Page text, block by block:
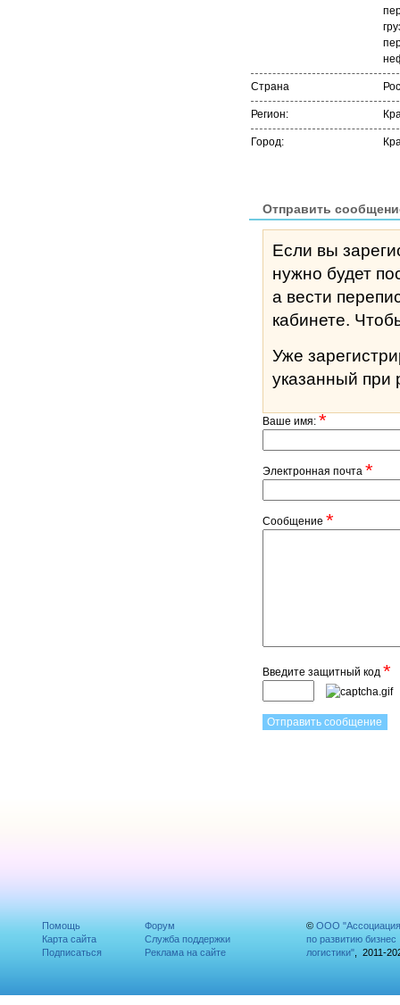
Страна
Регион:
Город:
Отправить
Если вы
нужно будет
а вести
Уже
указанный при
Ваше имя:*
Электронная почта *
Сообщение *
Введите защитный код *
Помощь
Карта сайта
Подписаться
Форум
Служба поддержки
Реклама на сайте
© ООО "Ассоциация
по развитию бизнес
логистики", 2011-